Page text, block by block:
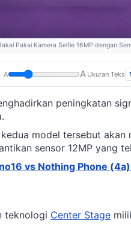
Pakai Kamera Selfie 16MP dengan
A A Ukuran Teks
peningkatan
model tersebut akan
sensor 12MP yang
vs Nothing Phone
teknologi Center Stage